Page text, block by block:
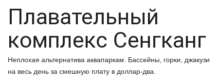
Плавательный
комплекс Сенгканг
Неплохая альтернатива аквапаркам. Бассейны, горки, джакузи
на весь день за смешную плату в доллар-два.